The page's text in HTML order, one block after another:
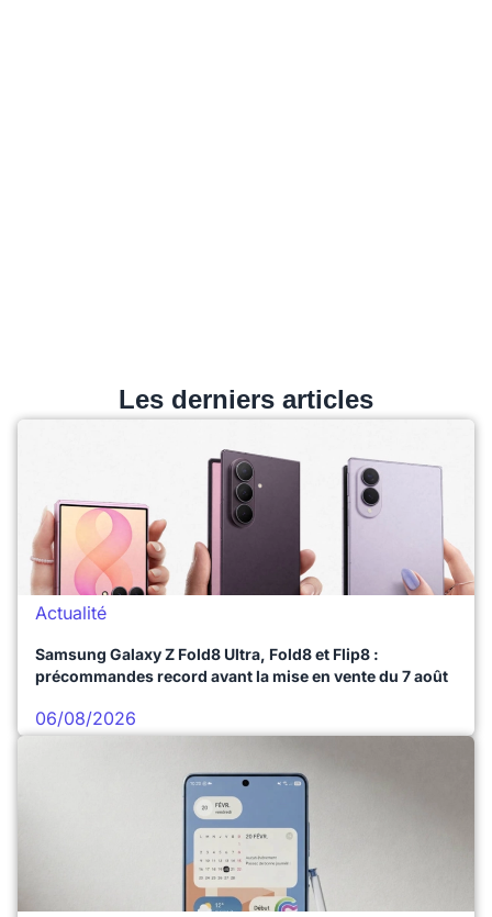
Les derniers articles
Actualité
Samsung Galaxy Z Fold8 Ultra, Fold8 et Flip8 :
précommandes record avant la mise en vente du 7 août
06/08/2026